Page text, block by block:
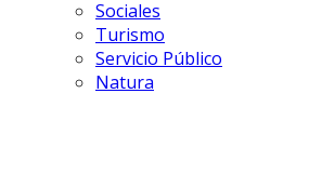
Sociales
Turismo
Servicio Público
Natura